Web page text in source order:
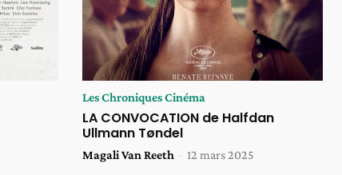
Les Chroniques Cinéma
LA CONVOCATION de Halfdan
Ullmann Tøndel
Magali Van Reeth - 12 mars 2025